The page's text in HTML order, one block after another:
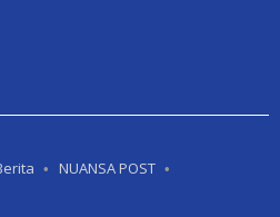
NUANSA POST